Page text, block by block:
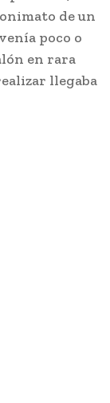
de un
poco o
en rara
llegaba